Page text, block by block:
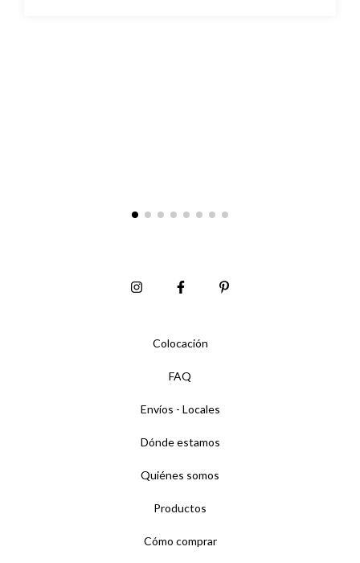
Colocación
FAQ
Envíos - Locales
Dónde estamos
Quiénes somos
Productos
Cómo comprar